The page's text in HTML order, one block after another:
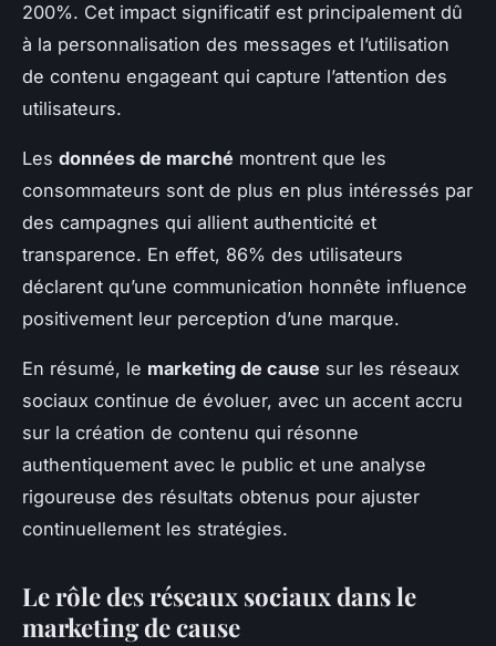
200%. Cet impact significatif est principalement dû
à la personnalisation des messages et l’utilisation
de contenu engageant qui capture l’attention des
utilisateurs.
Les données de marché montrent que les
consommateurs sont de plus en plus intéressés par
des campagnes qui allient authenticité et
transparence. En effet, 86% des utilisateurs
déclarent qu’une communication honnête influence
positivement leur perception d’une marque.
En résumé, le marketing de cause sur les réseaux
sociaux continue de évoluer, avec un accent accru
sur la création de contenu qui résonne
authentiquement avec le public et une analyse
rigoureuse des résultats obtenus pour ajuster
continuellement les stratégies.
Le rôle des réseaux sociaux dans le
marketing de cause